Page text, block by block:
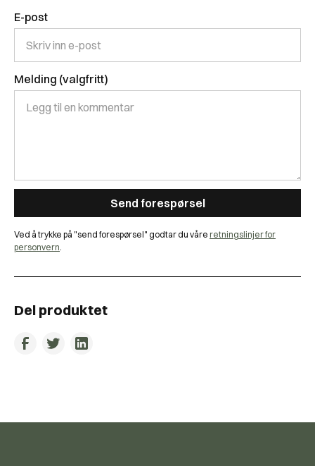
E-post
Melding (valgfritt)
Ved å trykke på "send forespørsel" godtar du våre retningslinjer for
personvern.
Del produktet